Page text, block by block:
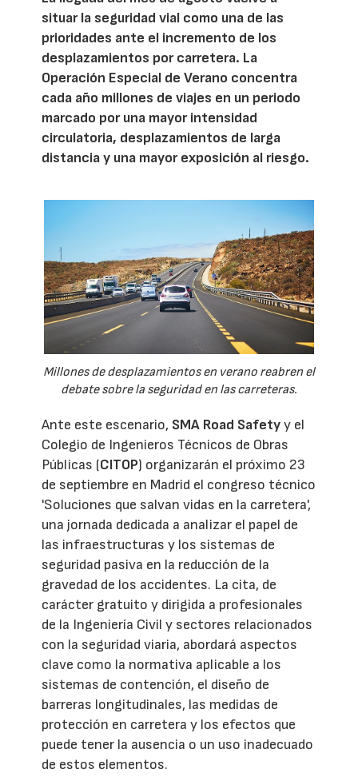
situar la seguridad vial como una de las
prioridades ante el incremento de los
desplazamientos por carretera. La
Operación Especial de Verano concentra
cada año millones de viajes en un periodo
marcado por una mayor intensidad
circulatoria, desplazamientos de larga
distancia y una mayor exposición al riesgo.
Millones de desplazamientos en verano reabren el
debate sobre la seguridad en las carreteras.
Ante este escenario, SMA Road Safetyy el
Colegio de Ingenieros Técnicos de Obras
Públicas (CITOP) organizarán el próximo 23
de septiembre en Madrid el congreso técnico
'Soluciones que salvan vidas en la carretera',
una jornada dedicada a analizar el papel de
las infraestructuras y los sistemas de
seguridad pasiva en la reducción de la
gravedad de los accidentes. La cita, de
carácter gratuito y dirigida a profesionales
de la Ingeniería Civil y sectores relacionados
con la seguridad viaria, abordará aspectos
clave como la normativa aplicable a los
sistemas de contención, el diseño de
barreras longitudinales, las medidas de
protección en carretera y los efectos que
puede tener la ausencia o un uso inadecuado
de estos elementos.